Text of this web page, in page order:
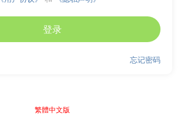
登录
忘记密码
繁體中文版